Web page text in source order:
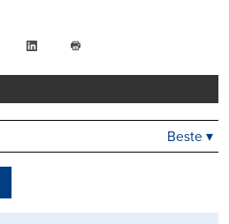
FacebookLinkedIn
drucken
Kontrovers
Beste ▾